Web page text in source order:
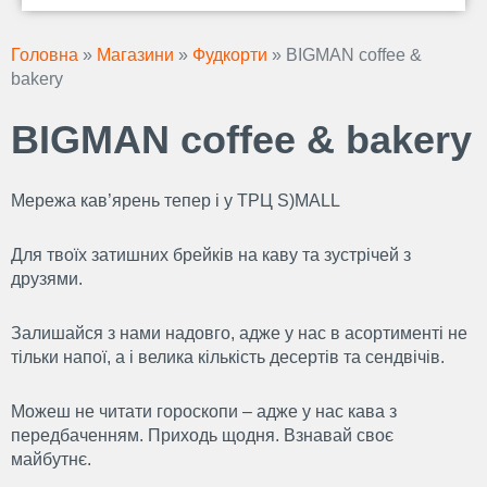
a
a
m
Головна » Магазини » Фудкорти » BIGMAN coffee &
bakery
BIGMAN coffee & bakery
Мережа кав’ярень тепер і у ТРЦ S)MALL
Для твоїх затишних брейків на каву та зустрічей з
друзями.
Залишайся з нами надовго, адже у нас в асортименті не
тільки напої, а і велика кількість десертів та сендвічів.
Можеш не читати гороскопи – адже у нас кава з
передбаченням. Приходь щодня. Взнавай своє
майбутнє.